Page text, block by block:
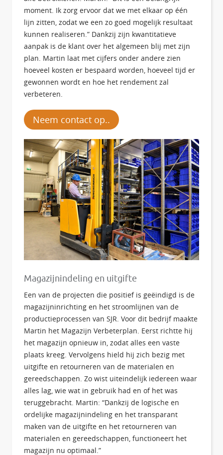
moment. Ik zorg ervoor dat we met elkaar op één
lijn zitten, zodat we een zo goed mogelijk resultaat
kunnen realiseren.” Dankzij zijn kwantitatieve
aanpak is de klant over het algemeen blij met zijn
plan. Martin laat met cijfers onder andere zien
hoeveel kosten er bespaard worden, hoeveel tijd er
gewonnen wordt en hoe het rendement zal
verbeteren.
Neem contact op..
Magazijnindeling en uitgifte
Een van de projecten die positief is geëindigd is de
magazijninrichting en het stroomlijnen van de
productieprocessen van SJR. Voor dit bedrijf maakte
Martin het Magazijn Verbeterplan. Eerst richtte hij
het magazijn opnieuw in, zodat alles een vaste
plaats kreeg. Vervolgens hield hij zich bezig met
uitgifte en retourneren van de materialen en
gereedschappen. Zo wist uiteindelijk iedereen waar
alles lag, wie wat in gebruik had en of het was
teruggebracht. Martin: “Dankzij de logische en
ordelijke magazijnindeling en het transparant
maken van de uitgifte en het retourneren van
materialen en gereedschappen, functioneert het
magazijn nu optimaal.”